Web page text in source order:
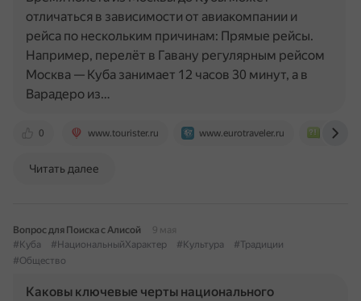
0 www.tourister.ru www.eurotraveler.ru
отличаться в зависимости от авиакомпании и
рейса по нескольким причинам: Прямые рейсы.
Например, перелёт в Гавану регулярным рейсом
Москва — Куба занимает 12 часов 30 минут, а в
Варадеро из…
Читать далее
Вопрос для Поиска с Алисой
9 мая
#Куба
#НациональныйХарактер #Культура
#Традиции
#Общество
Каковы ключевые черты национального